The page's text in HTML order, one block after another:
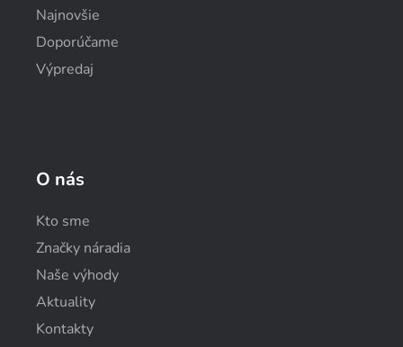
Najnovšie
Doporúčame
Výpredaj
O nás
Kto sme
Značky náradia
Naše výhody
Aktuality
Kontakty